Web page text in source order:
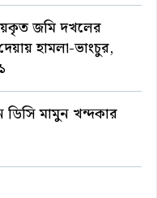
জমি দখলের
হামলা-ভাংচুর,
মামুন খন্দকার